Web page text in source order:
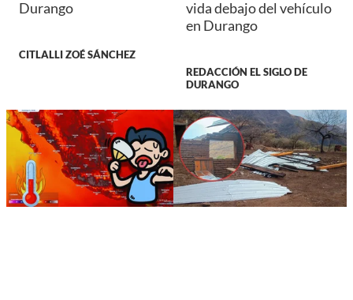
Durango
CITLALLI ZOÉ SÁNCHEZ
vida debajo del vehículo
en Durango
REDACCIÓN EL SIGLO DE
DURANGO